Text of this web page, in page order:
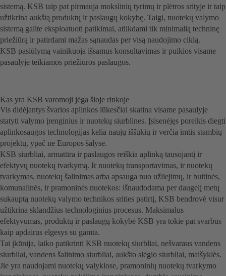
sistemą. KSB taip pat pirmauja mokslinių tyrimų ir plėtros srityje ir taip
užtikrina aukštą produktų ir paslaugų kokybę. Taigi, nuotekų valymo
sistemą galite eksploatuoti patikimai, atlikdami tik minimalią techninę
priežiūrą ir patirdami mažas sąnaudas per visą naudojimo ciklą.
KSB pasiūlymą vainikuoja išsamus konsultavimas ir puikios visame
pasaulyje teikiamos priežiūros paslaugos.
Kas yra KSB varomoji jėga šioje rinkoje
Vis didėjantys švarios aplinkos lūkesčiai skatina visame pasaulyje
statyti valymo įrenginius ir nuotekų siurblines. Įsisenėjęs poreikis diegti
aplinkosaugos technologijas kelia naujų iššūkių ir verčia imtis stambių
projektų, ypač ne Europos šalyse.
KSB siurbliai, armatūra ir paslaugos reiškia aplinką tausojantį ir
efektyvų nuotekų tvarkymą. Ir nuotekų transportavimas, ir nuotekų
tvarkymas, nuotekų šalinimas arba apsauga nuo užliejimų, ir buitinės,
komunalinės, ir pramoninės nuotekos: išnaudodama per daugelį metų
sukauptą nuotekų valymo technikos srities patirtį, KSB bendrovė visur
užtikrina sklandžius technologinius procesus. Maksimalus
efektyvumas, produktų ir paslaugų kokybė KSB yra tokie pat svarbūs
kaip apdairus elgesys su gamta.
Tai įkūnija, laiko patikrinti KSB nuotekų siurbliai, nešvaraus vandens
siurbliai, vandens šalinimo siurbliai, aukšto slėgio siurbliai, maišyklės.
Jie yra naudojami nuotekų valyklose, pramoninių nuotekų tvarkymo